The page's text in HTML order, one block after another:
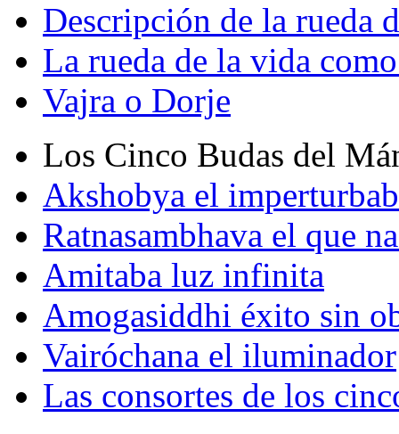
Descripción de la rueda
La rueda de la vida
Vajra o Dorje
Los Cinco Budas del
Akshobya el
Ratnasambhava el que
Amitaba luz infinita
Amogasiddhi éxito sin
Vairóchana el iluminador
Las consortes de los